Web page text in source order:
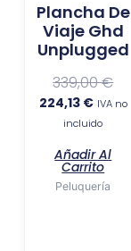
Plancha De
Viaje Ghd
Unplugged
339,00€
224,13 € IVA no
incluido
Añadir Al
Carrito
Peluquería